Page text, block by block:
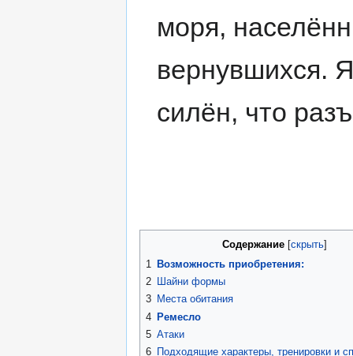
моря,
вернувшихся.
силён, что
Содержание
1
Возможность приобретения:
2 Шайни формы
3 Места обитания
4 Ремесло
5 Атаки
6 Подходящие характеры, тренировки и